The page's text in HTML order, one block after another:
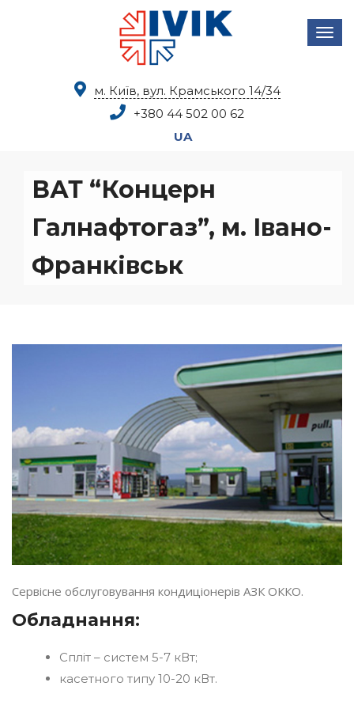
м. Київ, вул. Крамського 14/34
+380 44 502 00 62
UA
ВАТ “Концерн
Галнафтогаз”, м. Івано-
Франківськ
Сервісне обслуговування кондиціонерів АЗК ОККО.
Обладнання:
Спліт – систем 5-7 кВт;
касетного типу 10-20 кВт.